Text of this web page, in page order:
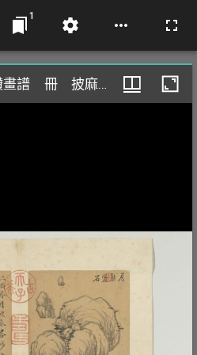
1
畫譜 冊 披麻法二石